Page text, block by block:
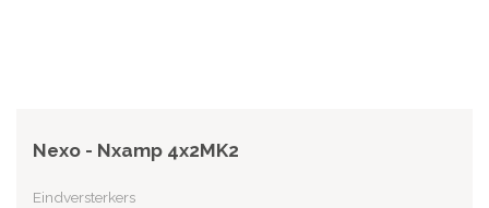
Nexo - Nxamp 4x2MK2
Eindversterkers